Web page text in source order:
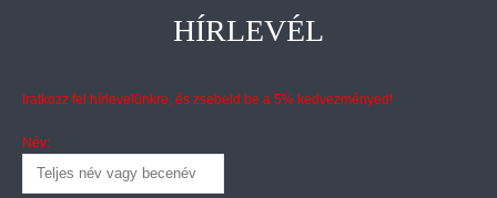
HÍRLEVÉL
Iratkozz fel hírlevelünkre, és zsebeld be a 5% kedvezményed!
Név: